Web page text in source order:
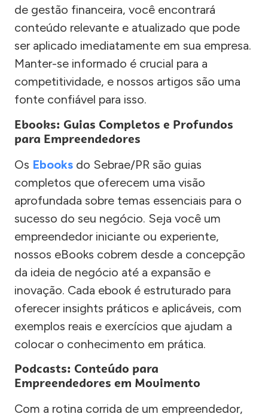
de gestão financeira, você encontrará
conteúdo relevante e atualizado que pode
ser aplicado imediatamente em sua empresa.
Manter-se informado é crucial para a
competitividade, e nossos artigos são uma
fonte confiável para isso.
Ebooks: Guias Completos e Profundos
para Empreendedores
Os Ebooks do Sebrae/PR são guias
completos que oferecem uma visão
aprofundada sobre temas essenciais para o
sucesso do seu negócio. Seja você um
empreendedor iniciante ou experiente,
nossos eBooks cobrem desde a concepção
da ideia de negócio até a expansão e
inovação. Cada ebook é estruturado para
oferecer insights práticos e aplicáveis, com
exemplos reais e exercícios que ajudam a
colocar o conhecimento em prática.
Podcasts: Conteúdo para
Empreendedores em Movimento
Com a rotina corrida de um empreendedor,